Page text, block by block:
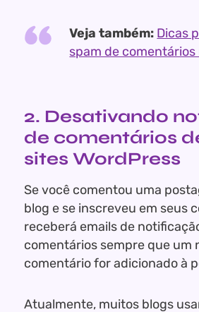
Veja também: Dicas
spam de comentários
2. Desativando
de comentários
sites WordPress
Se você comentou uma
blog e se inscreveu em seus
receberá emails de
comentários sempre que um
comentário for adicionado à
Atualmente, muitos blogs